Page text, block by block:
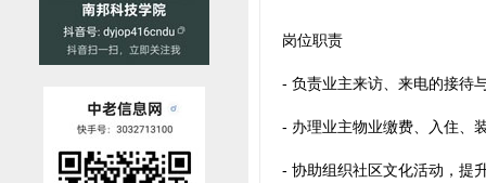
岗位职责
- 负责业主来访、来电的接待
- 办理业主物业缴费、入住、
- 协助组织社区文化活动，提